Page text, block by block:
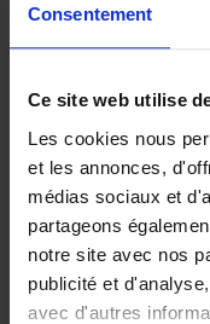
Consentement
Ce site web utilise
Les cookies nous
et les annonces,
médias sociaux et
partageons
notre site avec nos
publicité et
avec d'autres
€